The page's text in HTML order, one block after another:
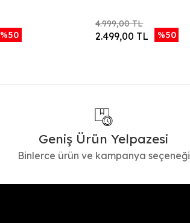
%50
4.999,00 TL
2.499,00 TL %50
Geniş Ürün Yelpazesi
Binlerce ürün ve kampanya seçeneği